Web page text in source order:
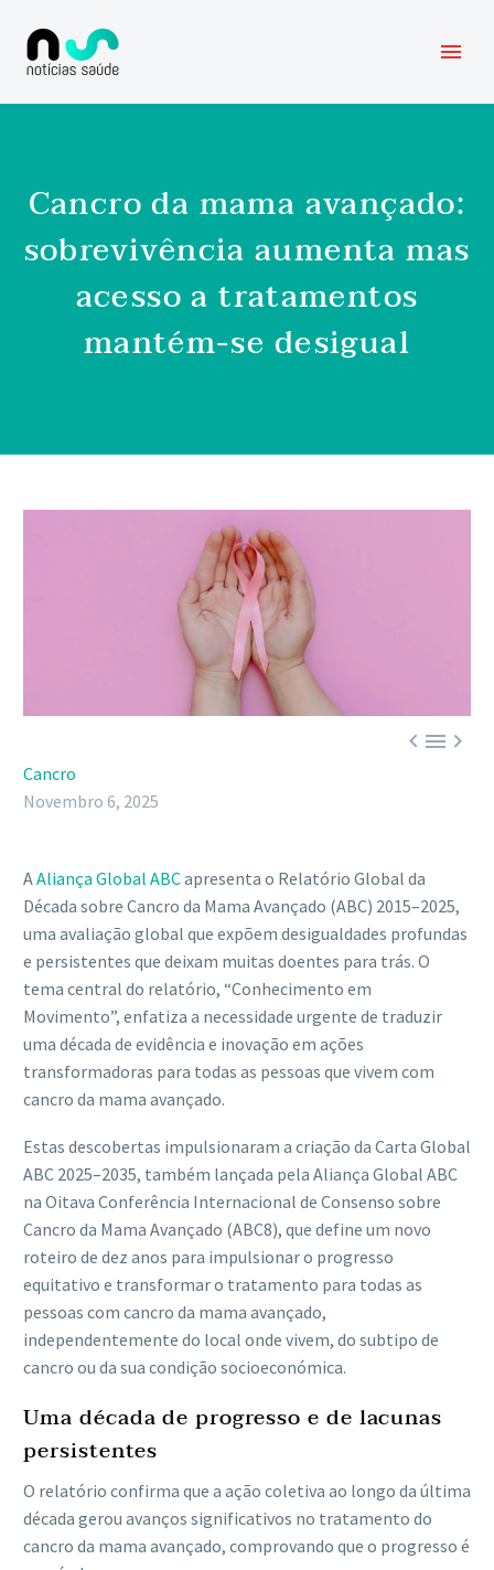
Cancro da mama avançado:
sobrevivência aumenta mas
acesso a tratamentos
mantém-se desigual

Cancro
Novembro 6, 2025
AAliança Global ABCapresenta o Relatório Global da
Década sobre Cancro da Mama Avançado (ABC) 2015–2025,
uma avaliação global que expõem desigualdades profundas
e persistentes que deixam muitas doentes para trás. O
tema central do relatório, “Conhecimento em
Movimento”, enfatiza a necessidade urgente de traduzir
uma década de evidência e inovação em ações
transformadoras para todas as pessoas que vivem com
cancro da mama avançado.
Estas descobertas impulsionaram a criação da Carta Global
ABC 2025–2035, também lançada pela Aliança Global ABC
na Oitava Conferência Internacional de Consenso sobre
Cancro da Mama Avançado (ABC8), que define um novo
roteiro de dez anos para impulsionar o progresso
equitativo e transformar o tratamento para todas as
pessoas com cancro da mama avançado,
independentemente do local onde vivem, do subtipo de
cancro ou da sua condição socioeconómica.
Uma década de progresso e de lacunas
persistentes
O relatório confirma que a ação coletiva ao longo da última
década gerou avanços significativos no tratamento do
cancro da mama avançado, comprovando que o progresso é